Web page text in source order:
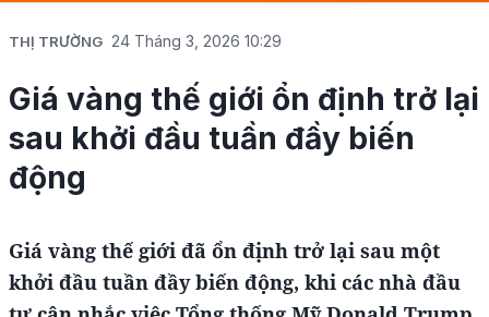
THỊ TRƯỜNG 24 Tháng 3, 2026 10:29
Giá vàng thế giới ổn định trở lại
sau khởi đầu tuần đầy biến
động
Giá vàng thế giới đã ổn định trở lại sau một
khởi đầu tuần đầy biến động, khi các nhà đầu